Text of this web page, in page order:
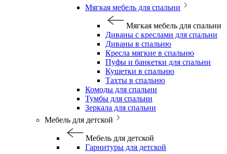
Мягкая мебель для спальни
Мягкая мебель для спальни
Диваны с креслами для спальни
Диваны в спальню
Кресла мягкие в спальню
Пуфы и банкетки для спальни
Кушетки в спальню
Тахты в спальню
Комоды для спальни
Тумбы для спальни
Зеркала для спальни
Мебель для детской
Мебель для детской
Гарнитуры для детской